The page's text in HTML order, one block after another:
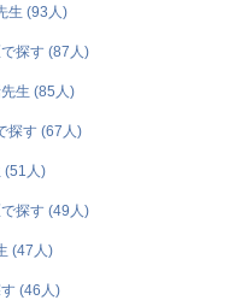
生 (93人)
探す (87人)
生 (85人)
探す (67人)
(51人)
探す (49人)
(47人)
(46人)